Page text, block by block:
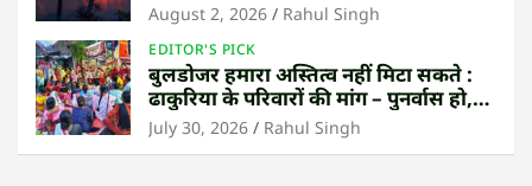
August 2, 2026 Rahul Singh
EDITOR'S PICK
बुलडोजर हमारा अस्तित्व नहीं मिटा सकते :
ढाकुरिया के परिवारों की मांग – पुनर्वास हो,
बेदखली नहीं
July 30, 2026 Rahul Singh